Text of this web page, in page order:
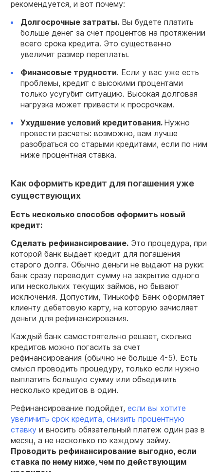
рекомендуется, и вот почему:
Долгосрочные затраты. Вы будете платить
больше денег за счет процентов на протяжении
всего срока кредита. Это существенно
увеличит размер переплаты.
Финансовые трудности. Если у вас уже есть
проблемы, кредит с высокими процентами
только усугубит ситуацию. Высокая долговая
нагрузка может привести к просрочкам.
Ухудшение условий кредитования. Нужно
провести расчеты: возможно, вам лучше
разобраться со старыми кредитами, если по ним
ниже процентная ставка.
Как оформить кредит для погашения уже
существующих
Есть несколько способов оформить новый
кредит:
Сделать рефинансирование. Это процедура, при
которой банк выдает кредит для погашения
старого долга. Обычно деньги не выдают на руки:
банк сразу переводит сумму на закрытие одного
или нескольких текущих займов, но бывают
исключения. Допустим, Тинькофф Банк оформляет
клиенту дебетовую карту, на которую зачисляет
деньги для рефинансирования.
Каждый банк самостоятельно решает, сколько
кредитов можно погасить за счет
рефинансирования (обычно не больше 4-5). Есть
смысл проводить процедуру, только если нужно
выплатить большую сумму или объединить
несколько кредитов в один.
Рефинансирование подойдет, если вы хотите
увеличить срок кредита, снизить процентную
ставку и вносить обязательный платеж один раз в
месяц, а не несколько по каждому займу.
Проводить рефинансирование выгодно, если
ставка по нему ниже, чем по действующим